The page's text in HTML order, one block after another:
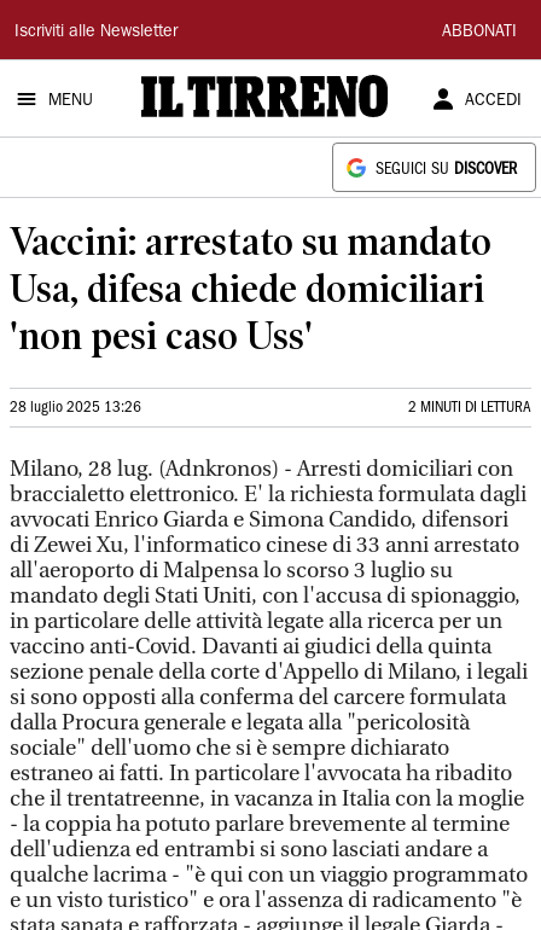
Il
Tirreno
Iscriviti alle Newsletter ABBONATI
MENU ACCEDI
SEGUICI SU DISCOVER
Vaccini: arrestato su mandato
Usa, difesa chiede domiciliari
'non pesi caso Uss'
28 luglio 2025 13:26 2 MINUTI DI LETTURA
Milano, 28 lug. (Adnkronos) - Arresti domiciliari con
braccialetto elettronico. E' la richiesta formulata dagli
avvocati Enrico Giarda e Simona Candido, difensori
di Zewei Xu, l'informatico cinese di 33 anni arrestato
all'aeroporto di Malpensa lo scorso 3 luglio su
mandato degli Stati Uniti, con l'accusa di spionaggio,
in particolare delle attività legate alla ricerca per un
vaccino anti-Covid. Davanti ai giudici della quinta
sezione penale della corte d'Appello di Milano, i legali
si sono opposti alla conferma del carcere formulata
dalla Procura generale e legata alla "pericolosità
sociale" dell'uomo che si è sempre dichiarato
estraneo ai fatti. In particolare l'avvocata ha ribadito
che il trentatreenne, in vacanza in Italia con la moglie
- la coppia ha potuto parlare brevemente al termine
dell'udienza ed entrambi si sono lasciati andare a
qualche lacrima - "è qui con un viaggio programmato
e un visto turistico" e ora l'assenza di radicamento "è